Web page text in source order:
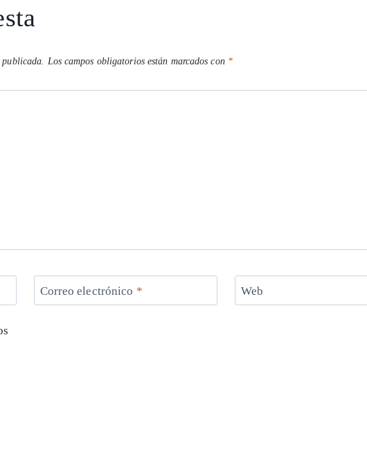
Los campos obligatorios están marcados con *
Correo electrónico * Web